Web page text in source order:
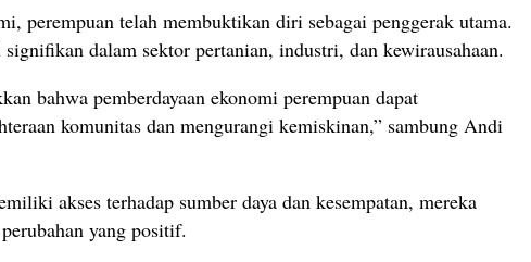
perempuan telah membuktikan diri sebagai penggerak utama.
dalam sektor pertanian, industri, dan kewirausahaan.
bahwa pemberdayaan ekonomi perempuan dapat
komunitas dan mengurangi kemiskinan,” sambung Andi
akses terhadap sumber daya dan kesempatan, mereka
yang positif.